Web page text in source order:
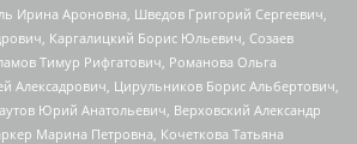
Ирина Ароновна, Шведов Григорий Сергеевич,
Каргалицкий Борис Юльевич, Созаев
Тимур Рифгатович, Романова Ольга
Алексадрович, Цирульников Борис Альбертович,
Юрий Анатольевич, Верховский Александр
Марина Петровна, Кочеткова Татьяна